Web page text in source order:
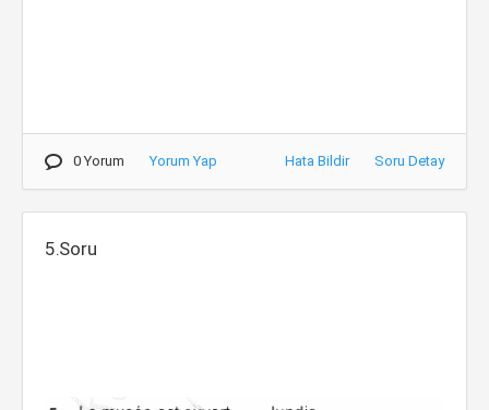
0 Yorum Yorum Yap Hata Bildir Soru Detay
5.Soru